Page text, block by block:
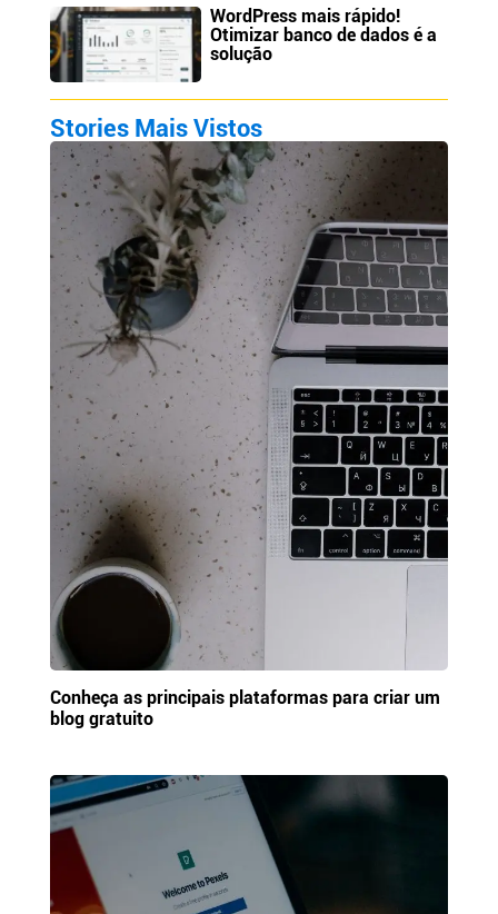
WordPress mais rápido!
Otimizar banco de dados é a
solução
Stories Mais Vistos
Conheça as principais plataformas para criar um
blog gratuito